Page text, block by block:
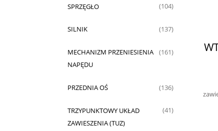
SPRZĘGŁO (104)
SILNIK (137)
MECHANIZM PRZENIESIENIA
NAPĘDU
(161)
PRZEDNIA OŚ (136)
TRZYPUNKTOWY UKŁAD
ZAWIESZENIA (TUZ)
(41)